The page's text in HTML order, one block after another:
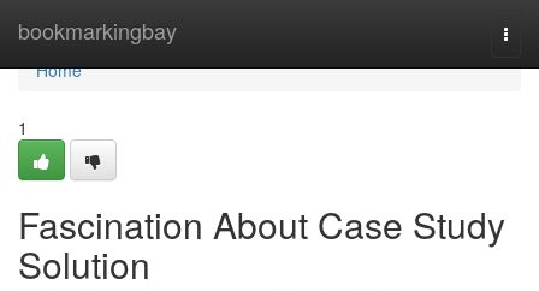
bookmarkingbay
Home
Home
1
Fascination About Case Study
Solution